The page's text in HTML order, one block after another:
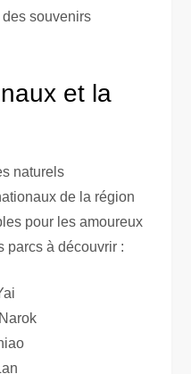
souvenirs
et la
naturels
de la région
pour les amoureux
parcs à découvrir :